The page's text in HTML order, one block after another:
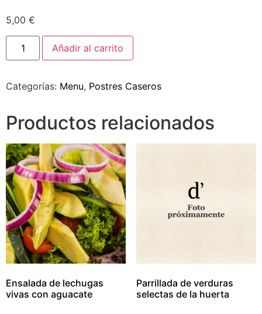
5,00 €
Añadir al carrito
Categorías: Menu, Postres Caseros
Productos relacionados
Ensalada de lechugas
vivas con aguacate
Parrillada de verduras
selectas de la huerta